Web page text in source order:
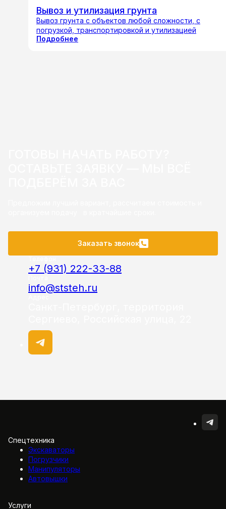
Вывоз и утилизация грунта
Вывоз грунта с объектов любой сложности, с
погрузкой, транспортировкой и утилизацией
Подробнее
Заказать звонок
+7 (931) 222-33-88
info@ststeh.ru
Спецтехника
Экскаваторы
Погрузчики
Манипуляторы
Автовышки
Услуги